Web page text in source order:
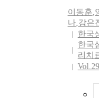
be easily
varying
such as
이동훈,
나,강은
한국
한국
리치